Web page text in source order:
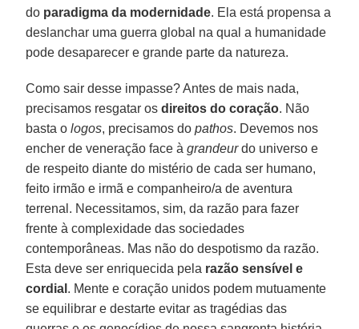
do paradigma da modernidade. Ela está propensa a
deslanchar uma guerra global na qual a humanidade
pode desaparecer e grande parte da natureza.
Como sair desse impasse? Antes de mais nada,
precisamos resgatar osdireitos do coração. Não
basta ologos, precisamos dopathos. Devemos nos
encher de veneração face àgrandeurdo universo e
de respeito diante do mistério de cada ser humano,
feito irmão e irmã e companheiro/a de aventura
terrenal. Necessitamos, sim, da razão para fazer
frente à complexidade das sociedades
contemporâneas. Mas não do despotismo da razão.
Esta deve ser enriquecida pela razão sensível e
cordial . Mente e coração unidos podem mutuamente
se equilibrar e destarte evitar as tragédias das